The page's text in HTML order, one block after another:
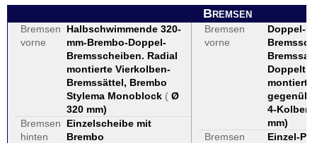
Bremsen
Bremsen
vorne
Halbschwimmende 320-
mm-Brembo-Doppel-
Bremsscheiben. Radial
montierte Vierkolben-
Bremssättel, Brembo
Stylema Monoblock ( Ø
320 mm)
Bremsen
hinten
Einzelscheibe mit
Brembo
Bremsen
vorne
Doppel-
Doppelt
montiert,
4-Kolben
mm)
Bremsen
Einzel-